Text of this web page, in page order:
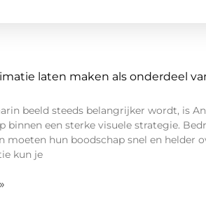
laten maken als onderdeel
beeld steeds belangrijker wordt, is
binnen een sterke visuele strategie.
moeten hun boodschap snel en helder
kun je